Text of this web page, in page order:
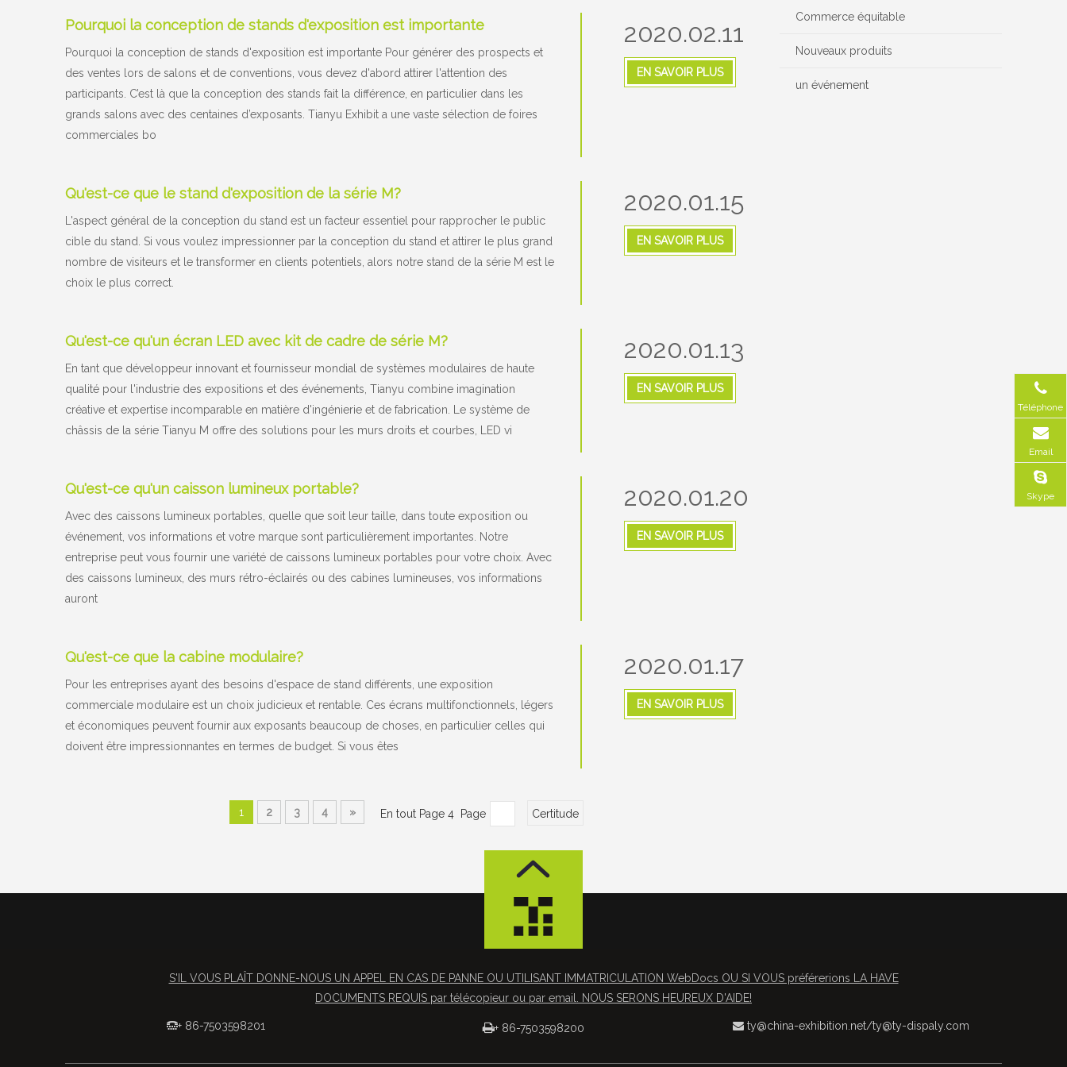
Pourquoi la conception de stands d'exposition est importante
Pourquoi la conception de stands d'exposition est importante Pour générer des prospects et
des ventes lors de salons et de conventions, vous devez d'abord attirer l'attention des
participants. C’est là que la conception des stands fait la différence, en particulier dans les
grands salons avec des centaines d’exposants. Tianyu Exhibit a une vaste sélection de foires
commerciales bo
2020.02.11
EN SAVOIR PLUS
Qu'est-ce que le stand d'exposition de la série M?
L'aspect général de la conception du stand est un facteur essentiel pour rapprocher le public
cible du stand. Si vous voulez impressionner par la conception du stand et attirer le plus grand
nombre de visiteurs et le transformer en clients potentiels, alors notre stand de la série M est le
choix le plus correct.
2020.01.15
EN SAVOIR PLUS
Qu'est-ce qu'un écran LED avec kit de cadre de série M?
En tant que développeur innovant et fournisseur mondial de systèmes modulaires de haute
qualité pour l'industrie des expositions et des événements, Tianyu combine imagination
créative et expertise incomparable en matière d'ingénierie et de fabrication. Le système de
châssis de la série Tianyu M offre des solutions pour les murs droits et courbes, LED vi
2020.01.13
EN SAVOIR PLUS
Qu'est-ce qu'un caisson lumineux portable?
Avec des caissons lumineux portables, quelle que soit leur taille, dans toute exposition ou
événement, vos informations et votre marque sont particulièrement importantes. Notre
entreprise peut vous fournir une variété de caissons lumineux portables pour votre choix. Avec
des caissons lumineux, des murs rétro-éclairés ou des cabines lumineuses, vos informations
auront
2020.01.20
EN SAVOIR PLUS
Qu'est-ce que la cabine modulaire?
Pour les entreprises ayant des besoins d'espace de stand différents, une exposition
commerciale modulaire est un choix judicieux et rentable. Ces écrans multifonctionnels, légers
et économiques peuvent fournir aux exposants beaucoup de choses, en particulier celles qui
doivent être impressionnantes en termes de budget. Si vous êtes
2020.01.17
EN SAVOIR PLUS
1 2 3 4 » En tout Page 4 Page Certitude
Commerce équitable
Nouveaux produits
un événement
S'IL VOUS PLAÎT DONNE-NOUS UN APPEL EN CAS DE PANNE OU UTILISANT IMMATRICULATION WebDocs OU SI VOUS préférerions LA HAVE
DOCUMENTS REQUIS par télécopieur ou par email. NOUS SERONS HEUREUX D'AIDE!
+ 86-7503598201 + 86-7503598200  ty@china-exhibition.net/ty@ty-dispaly.com
Téléphone
Email
Skype